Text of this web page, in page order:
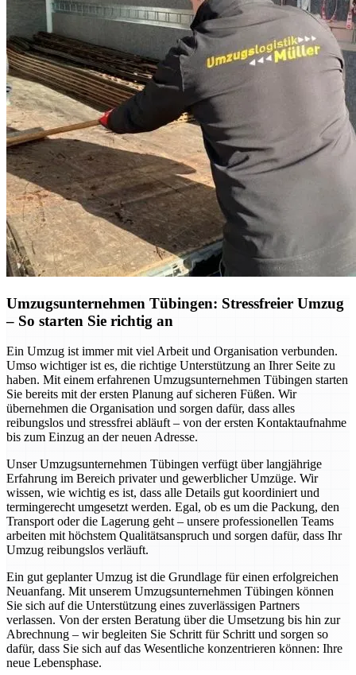
Umzugsunternehmen Tübingen: Stressfreier Umzug
– So starten Sie richtig an
Ein Umzug ist immer mit viel Arbeit und Organisation verbunden.
Umso wichtiger ist es, die richtige Unterstützung an Ihrer Seite zu
haben. Mit einem erfahrenen Umzugsunternehmen Tübingen starten
Sie bereits mit der ersten Planung auf sicheren Füßen. Wir
übernehmen die Organisation und sorgen dafür, dass alles
reibungslos und stressfrei abläuft – von der ersten Kontaktaufnahme
bis zum Einzug an der neuen Adresse.
Unser Umzugsunternehmen Tübingen verfügt über langjährige
Erfahrung im Bereich privater und gewerblicher Umzüge. Wir
wissen, wie wichtig es ist, dass alle Details gut koordiniert und
termingerecht umgesetzt werden. Egal, ob es um die Packung, den
Transport oder die Lagerung geht – unsere professionellen Teams
arbeiten mit höchstem Qualitätsanspruch und sorgen dafür, dass Ihr
Umzug reibungslos verläuft.
Ein gut geplanter Umzug ist die Grundlage für einen erfolgreichen
Neuanfang. Mit unserem Umzugsunternehmen Tübingen können
Sie sich auf die Unterstützung eines zuverlässigen Partners
verlassen. Von der ersten Beratung über die Umsetzung bis hin zur
Abrechnung – wir begleiten Sie Schritt für Schritt und sorgen so
dafür, dass Sie sich auf das Wesentliche konzentrieren können: Ihre
neue Lebensphase.